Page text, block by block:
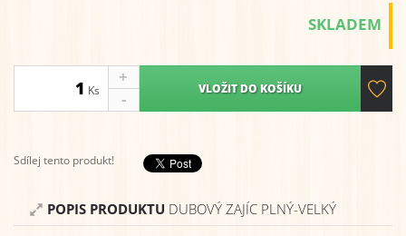
SKLADEM
Ks
+
-
VLOŽIT DO KOŠÍKU
Sdílej tento produkt!
POPIS PRODUKTU DUBOVÝ ZAJÍC PLNÝ-VELKÝ